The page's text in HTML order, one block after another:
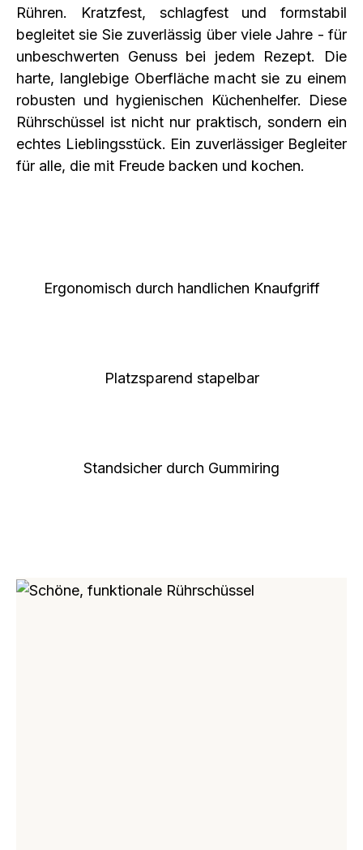
Rühren. Kratzfest, schlagfest und formstabil
begleitet sie Sie zuverlässig über viele Jahre - für
unbeschwerten Genuss bei jedem Rezept. Die
harte, langlebige Oberfläche macht sie zu einem
robusten und hygienischen Küchenhelfer. Diese
Rührschüssel ist nicht nur praktisch, sondern ein
echtes Lieblingsstück. Ein zuverlässiger Begleiter
für alle, die mit Freude backen und kochen.
Ergonomisch durch handlichen Knaufgriff
Platzsparend stapelbar
Standsicher durch Gummiring
Bildergalerie überspringen